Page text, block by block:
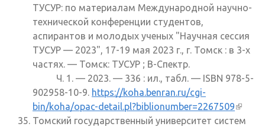
ТУСУР: по материалам Международной научно-
технической конференции студентов,
аспирантов и молодых ученых "Научная сессия
ТУСУР — 2023", 17-19 мая 2023 г., г. Томск : в 3-х
частях. — Томск: ТУСУР ; В-Спектр.
Ч. 1. — 2023. — 336 : ил., табл. — ISBN 978-5-
902958-10-9. https://koha.benran.ru/cgi-
bin/koha/opac-detail.pl?biblionumber=2267509
Томский государственный университет систем